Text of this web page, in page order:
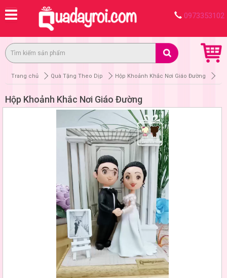
0973353102
Trang chủ Quà Tặng Theo Dịp Hộp Khoảnh Khắc Nơi Giáo Đường
Hộp Khoảnh Khắc Nơi Giáo Đường